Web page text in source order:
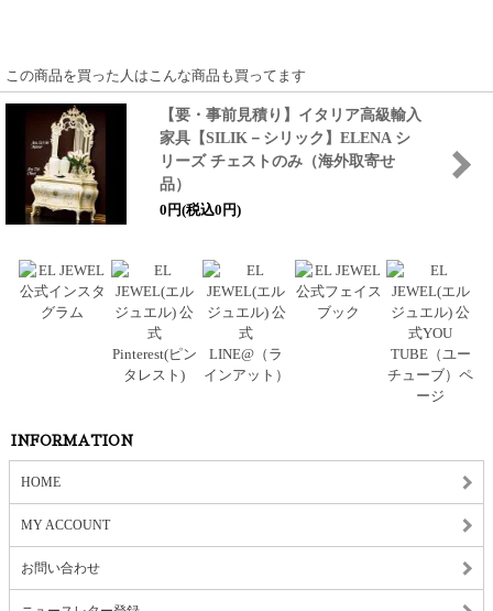
この商品を買った人はこんな商品も買ってます
【要・事前見積り】イタリア高級輸入
家具【SILIK－シリック】 ELENA シ
リーズ チェストのみ（海外取寄せ
品）
0円(税込0円)
INFORMATION
HOME
MY ACCOUNT
お問い合わせ